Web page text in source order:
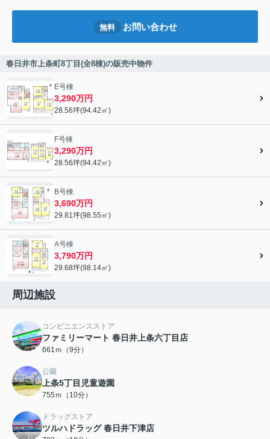
無料 お問い合わせ
春日井市上条町8丁目(全8棟)の販売中物件
E号棟
3,290万円
28.56坪(94.42㎡)
F号棟
3,290万円
28.56坪(94.42㎡)
B号棟
3,690万円
29.81坪(98.55㎡)
A号棟
3,790万円
29.68坪(98.14㎡)
周辺施設
コンビニエンスストア
ファミリーマート 春日井上条六丁目店
661ｍ（9分）
公園
上条5丁目児童遊園
755ｍ（10分）
ドラッグストア
ツルハドラッグ 春日井下津店